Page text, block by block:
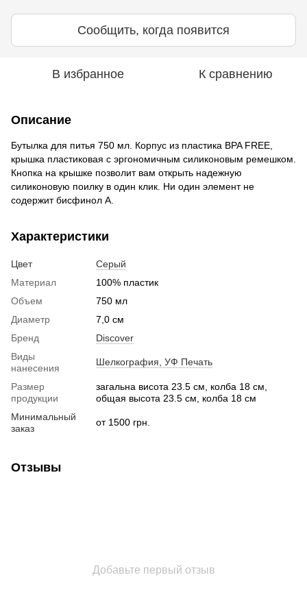
Сообщить, когда появится
В избранное К сравнению
Описание
Бутылка для питья 750 мл. Корпус из пластика BPA FREE,
крышка пластиковая с эргономичным силиконовым ремешком.
Кнопка на крышке позволит вам открыть надежную
силиконовую поилку в один клик. Ни один элемент не
содержит бисфинол А.
Характеристики
Цвет
Серый
Материал
100% пластик
Объем
750 мл
Диаметр
7,0 см
Бренд
Discover
Виды
нанесения
Шелкография, УФ Печать
Размер
продукции
загальна висота 23.5 см, колба 18 см,
общая высота 23.5 см, колба 18 см
Минимальный
заказ
от 1500 грн.
Отзывы
Добавьте первый отзыв